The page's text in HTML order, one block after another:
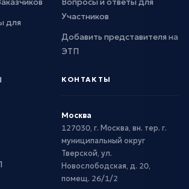
для
Участников
Добавить представителя на
ЭТП
КОНТАКТЫ
Москва
127030, г. Москва, вн. тер. г.
муниципальный округ
Тверской, ул.
Новослободская, д. 20,
помещ. 26/1/2